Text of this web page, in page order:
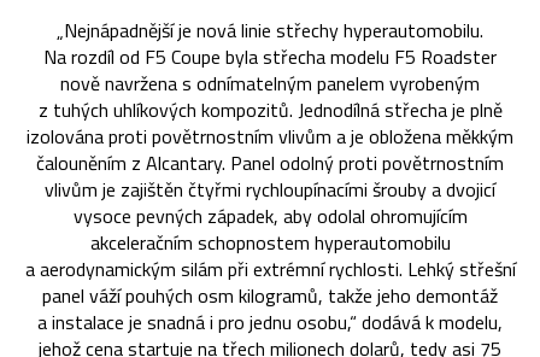
„Nejnápadnější je nová linie střechy hyperautomobilu.
Na rozdíl od F5 Coupe byla střecha modelu F5 Roadster
nově navržena s odnímatelným panelem vyrobeným
z tuhých uhlíkových kompozitů. Jednodílná střecha je plně
izolována proti povětrnostním vlivům a je obložena měkkým
čalouněním z Alcantary. Panel odolný proti povětrnostním
vlivům je zajištěn čtyřmi rychloupínacími šrouby a dvojicí
vysoce pevných západek, aby odolal ohromujícím
akceleračním schopnostem hyperautomobilu
a aerodynamickým silám při extrémní rychlosti. Lehký střešní
panel váží pouhých osm kilogramů, takže jeho demontáž
a instalace je snadná i pro jednu osobu,“ dodává k modelu,
jehož cena startuje na třech milionech dolarů, tedy asi 75